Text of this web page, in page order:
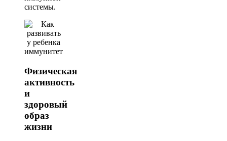
системы.
Физическая
активность
и
здоровый
образ
жизни